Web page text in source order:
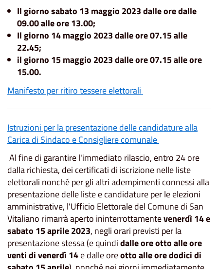
Il giorno sabato 13 maggio 2023 dalle ore dalle
09.00 alle ore 13.00;
Il giorno 14 maggio 2023 dalle ore 07.15 alle
22.45;
il giorno 15 maggio 2023 dalle ore 07.15 alle ore
15.00.
Manifesto per ritiro tessere elettorali
Istruzioni per la presentazione delle candidature alla
Carica di Sindaco e Consigliere comunale
Al fine di garantire l'immediato rilascio, entro 24 ore
dalla richiesta, dei certificati di iscrizione nelle liste
elettorali nonché per gli altri adempimenti connessi alla
presentazione delle liste e candidature per le elezioni
amministrative, l'Ufficio Elettorale del Comune di San
Vitaliano rimarrà aperto ininterrottamentevenerdì 14 e
sabato 15 aprile 2023, negli orari previsti per la
presentazione stessa (e quindidalle ore otto alle ore
venti di venerdì 14e dalle oreotto alle oredodici di